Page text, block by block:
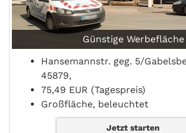
Günstige Werbefläche
Hansemannstr. geg. 5/
45879,
75,49 EUR (Tagespreis)
Großfläche, beleuchtet
Jetzt starten